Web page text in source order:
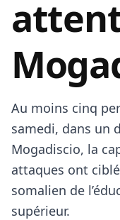
Au moins cinq
samedi, dans un
Mogadiscio, la
attaques ont
somalien de
supérieur.